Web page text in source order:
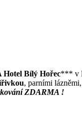
Hotel Bílý Hořec*** v
, parními
ZDARMA !